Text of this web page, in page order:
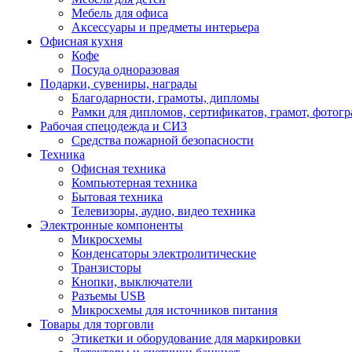
Мебель для офиса
Аксессуары и предметы интерьера
Офисная кухня
Кофе
Посуда одноразовая
Подарки, сувениры, награды
Благодарности, грамоты, дипломы
Рамки для дипломов, сертификатов, грамот,
Рабочая спецодежда и СИЗ
Средства пожарной безопасности
Техника
Офисная техника
Компьютерная техника
Бытовая техника
Телевизоры, аудио, видео техника
Электронные компоненты
Микросхемы
Конденсаторы электролитические
Транзисторы
Кнопки, выключатели
Разъемы USB
Микросхемы для источников питания
Товары для торговли
Этикетки и оборудование для маркировки